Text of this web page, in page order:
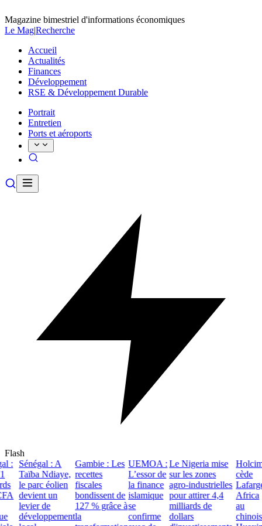
Magazine bimestriel d'informations économiques
Le Mag|Recherche
Accueil
Actualités
Finances
Développement
RSE & Développement Durable
Portrait
Entretien
Ports et aéroports
Flash
:
Sénégal : A
Taïba Ndiaye,
le parc éolien
devient un
levier de
développement
Gambie : Les
recettes
fiscales
bondissent de
127 % grâce à
la
UEMOA :
L’essor de
la finance
islamique
se
confirme
Le Nigeria mise
sur les zones
agro-industrielles
pour attirer 4,4
milliards de
dollars
Holcim
cède
Lafarge
Africa
au
chinois